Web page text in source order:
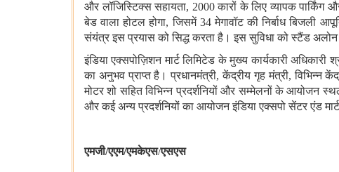
और लॉजिस्टिक्स सहायता, 2000 कारों के लिए व्यापक
बेड वाला होटल होगा, जिसमें 34 मेगावॉट की निर्बाध बिजली
संयंत्र इस प्रयास को सिद्ध करता है। इस सुविधा को स्टैंड
इंडिया एक्सपोज़िशन मार्ट लिमिटेड के मुख्य कार्यकारी
का अनुभव प्राप्त है। प्रधानमंत्री, केंद्रीय गृह मंत्री, विभिन्न
मोटर शो सहित विभिन्न प्रदर्शनियों और सम्मेलनों के आयोजन
और कई अन्य प्रदर्शनियों का आयोजन इंडिया एक्सपो सेंटर एंड
एमजी/एएम/एमकेएस/एसएस